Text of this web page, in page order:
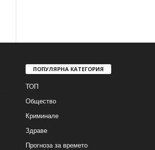
ПОПУЛЯРНА КАТЕГОРИЯ
ТОП
Общество
Криминале
Здраве
Прогноза за времето